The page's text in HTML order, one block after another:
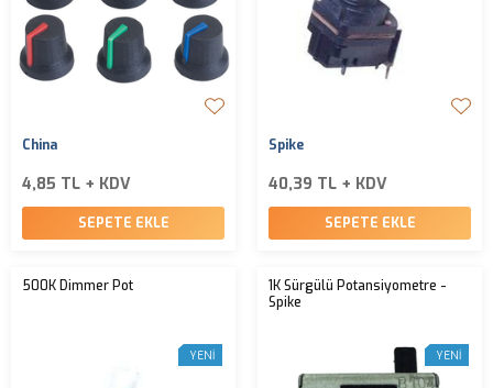
China
4,85 TL + KDV
SEPETE EKLE
Spike
40,39 TL + KDV
SEPETE EKLE
500K Dimmer Pot
YENI
1K Sürgülü Potansiyometre -
Spike
YENI